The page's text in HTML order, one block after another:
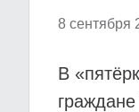
8 сентября
В